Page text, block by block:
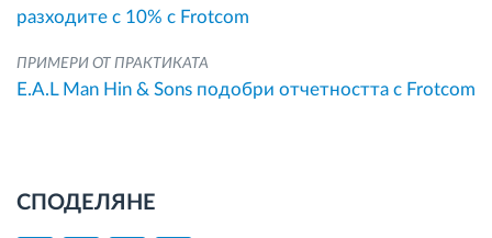
разходите с 10% с Frotcom
ПРИМЕРИ ОТ ПРАКТИКАТА
E.A.L Man Hin & Sons подобри отчетността с Frotcom
СПОДЕЛЯНЕ